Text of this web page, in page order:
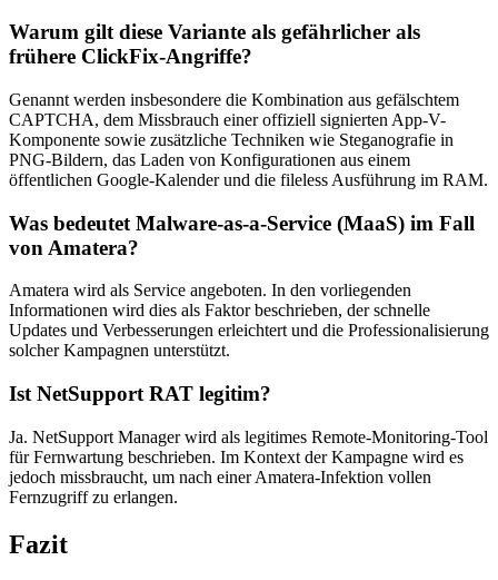
Warum gilt diese Variante als gefährlicher als
frühere ClickFix-Angriffe?
Genannt werden insbesondere die Kombination aus gefälschtem
CAPTCHA, dem Missbrauch einer offiziell signierten App-V-
Komponente sowie zusätzliche Techniken wie Steganografie in
PNG-Bildern, das Laden von Konfigurationen aus einem
öffentlichen Google-Kalender und die fileless Ausführung im RAM.
Was bedeutet Malware-as-a-Service (MaaS) im Fall
von Amatera?
Amatera wird als Service angeboten. In den vorliegenden
Informationen wird dies als Faktor beschrieben, der schnelle
Updates und Verbesserungen erleichtert und die Professionalisierung
solcher Kampagnen unterstützt.
Ist NetSupport RAT legitim?
Ja. NetSupport Manager wird als legitimes Remote-Monitoring-Tool
für Fernwartung beschrieben. Im Kontext der Kampagne wird es
jedoch missbraucht, um nach einer Amatera-Infektion vollen
Fernzugriff zu erlangen.
Fazit